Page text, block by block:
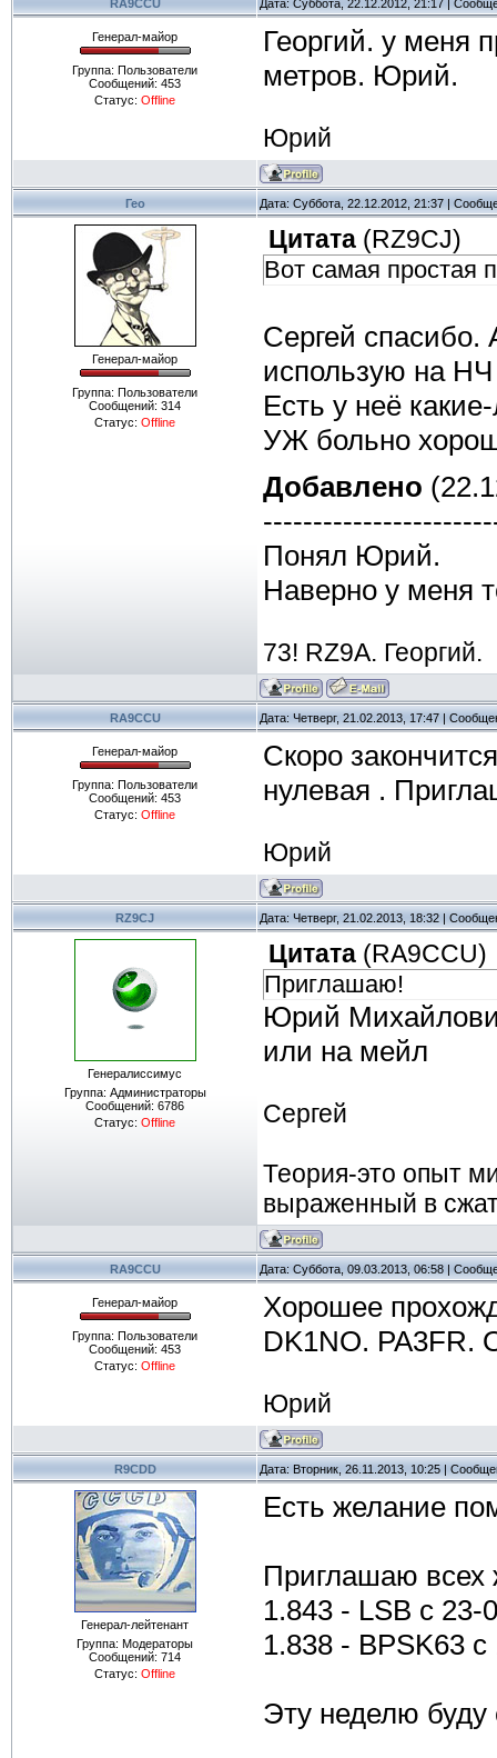
RA9CCU Дата: Суббота, 22.12.2012, 21:17 |
Генерал-майор
Группа: Пользователи
Сообщений: 453
Статус: Offline
Георгий. у меня
метров. Юрий.
Юрий
Гео Дата: Суббота, 22.12.2012, 21:37 |
Генерал-майор
Группа: Пользователи
Сообщений: 314
Статус: Offline
Цитата (RZ9CJ)
Вот самая простая
Сергей спасибо.
использую на
Есть у неё
УЖ больно
Добавлено
Понял Юрий.
Наверно у меня
73! RZ9A. Георгий.
RA9CCU Дата: Четверг, 21.02.2013, 17:47 |
Генерал-майор
Группа: Пользователи
Сообщений: 453
Статус: Offline
Скоро
нулевая .
Юрий
RZ9CJ Дата: Четверг, 21.02.2013, 18:32 |
Генералиссимус
Группа: Администраторы
Сообщений: 6786
Статус: Offline
Цитата (RA9CCU)
Приглашаю!
Юрий
или на мейл
Сергей
Теория-это опыт
выраженный в
RA9CCU Дата: Суббота, 09.03.2013, 06:58 |
Генерал-майор
Группа: Пользователи
Сообщений: 453
Статус: Offline
Хорошее
DK1NO. PA3FR.
Юрий
R9CDD Дата: Вторник, 26.11.2013, 10:25 |
Генерал-лейтенант
Группа: Модераторы
Сообщений: 714
Статус: Offline
Есть желание
Приглашаю
1.843 - LSB с 23-
1.838 - BPSK63
Эту неделю буду